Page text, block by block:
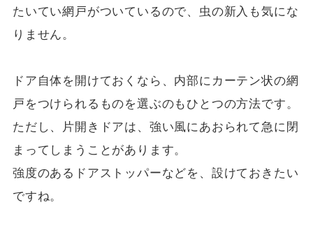
たいてい網戸がついているので、虫の新入も気にな
りません。
ドア自体を開けておくなら、内部にカーテン状の網
戸をつけられるものを選ぶのもひとつの方法です。
ただし、片開きドアは、強い風にあおられて急に閉
まってしまうことがあります。
強度のあるドアストッパーなどを、設けておきたい
ですね。